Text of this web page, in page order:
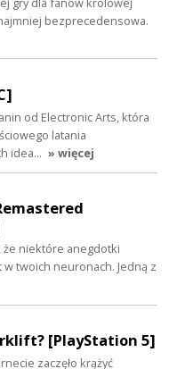
bezprecedensowa.
od Electronic Arts, która
latania
idea… » więcej
że niektóre anegdotki
w twoich neuronach. Jedną z
[PlayStation 5]
zaczęło krążyć